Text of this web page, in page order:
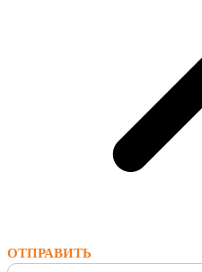
ОТПРАВИТЬ